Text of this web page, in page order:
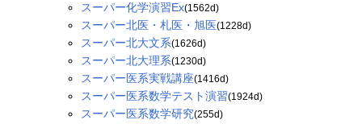
スーパー化学演習Ex(1562d)
スーパー北医・札医・旭医(1228d)
スーパー北大文系(1626d)
スーパー北大理系(1230d)
スーパー医系実戦講座(1416d)
スーパー医系数学テスト演習(1924d)
スーパー医系数学研究(255d)